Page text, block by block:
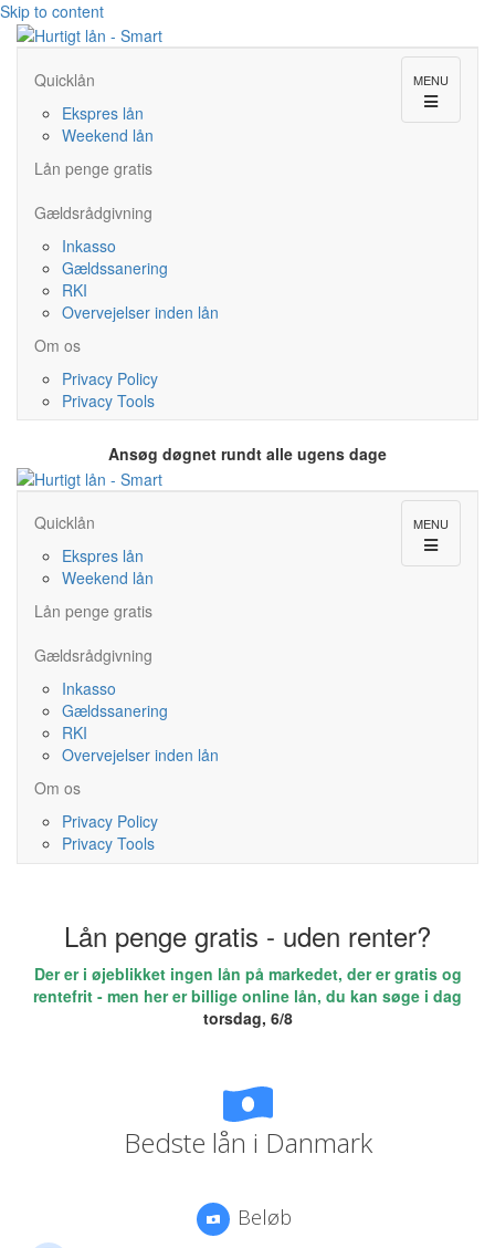
Skip to content
MENU
Quicklån
Ekspres lån
Weekend lån
Lån penge gratis
Gældsrådgivning
Inkasso
Gældssanering
RKI
Overvejelser inden lån
Om os
Privacy Policy
Privacy Tools
Ansøg døgnet rundt alle ugens dage
MENU
Quicklån
Ekspres lån
Weekend lån
Lån penge gratis
Gældsrådgivning
Inkasso
Gældssanering
RKI
Overvejelser inden lån
Om os
Privacy Policy
Privacy Tools
Lån penge gratis - uden renter?
Der er i øjeblikket ingen lån på markedet, der er gratis og
rentefrit - men her er billige online lån, du kan søge i dag
torsdag, 6/8